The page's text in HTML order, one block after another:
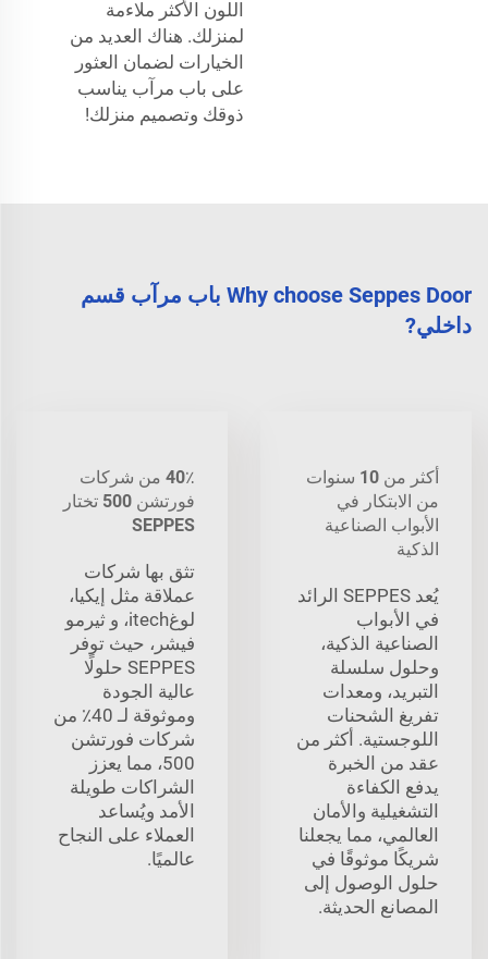
اللون الأكثر ملاءمة
لمنزلك. هناك العديد من
الخيارات لضمان العثور
على باب مرآب يناسب
ذوقك وتصميم منزلك!
Why choose Seppes Door باب مرآب قسم
داخلي?
أكثر من 10 سنوات
من الابتكار في
الأبواب الصناعية
الذكية
يُعد SEPPES الرائد
في الأبواب
الصناعية الذكية،
وحلول سلسلة
التبريد، ومعدات
تفريغ الشحنات
اللوجستية. أكثر من
عقد من الخبرة
يدفع الكفاءة
التشغيلية والأمان
العالمي، مما يجعلنا
شريكًا موثوقًا في
حلول الوصول إلى
المصانع الحديثة.
40٪ من شركات
فورتشن 500 تختار
SEPPES
تثق بها شركات
عملاقة مثل إيكيا،
لوغitech، و ثيرمو
فيشر، حيث توفر
SEPPES حلولًا
عالية الجودة
وموثوقة لـ 40٪ من
شركات فورتشن
500، مما يعزز
الشراكات طويلة
الأمد ويُساعد
العملاء على النجاح
عالميًا.